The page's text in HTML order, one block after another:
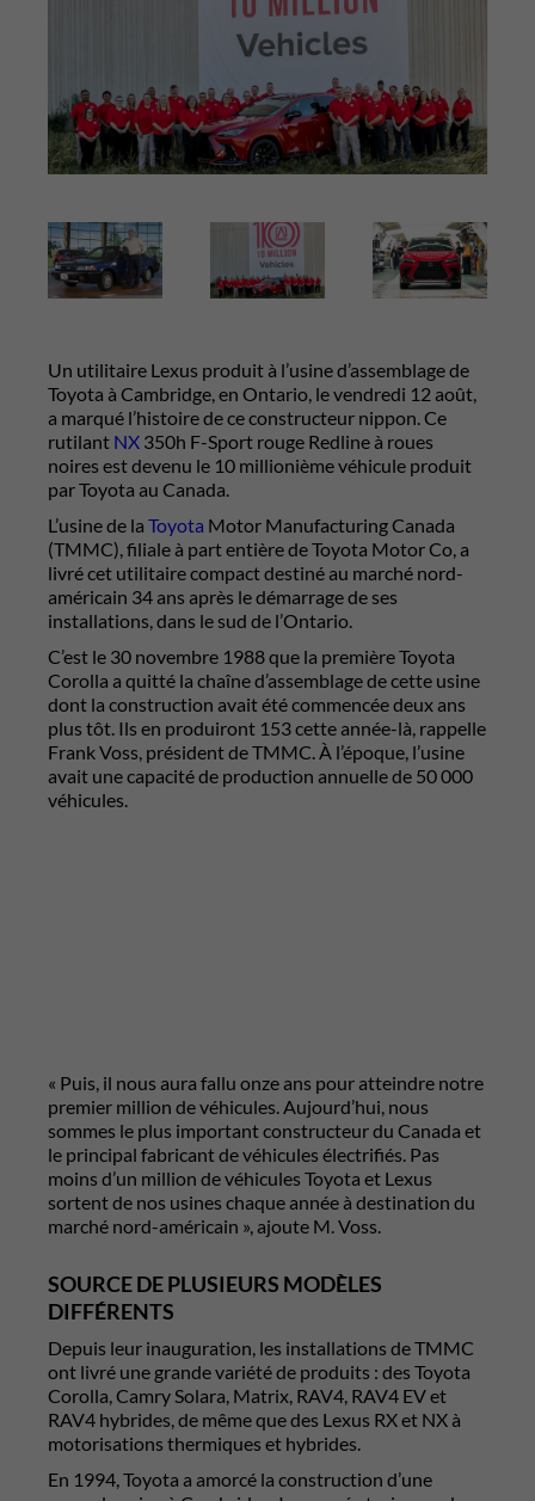
Un utilitaire Lexus produit à l’usine d’assemblage de
Toyota à Cambridge, en Ontario, le vendredi 12 août,
a marqué l’histoire de ce constructeur nippon. Ce
rutilant NX 350h F-Sport rouge Redline à roues
noires est devenu le 10 millionième véhicule produit
par Toyota au Canada.
L’usine de la Toyota Motor Manufacturing Canada
(TMMC), filiale à part entière de Toyota Motor Co, a
livré cet utilitaire compact destiné au marché nord-
américain 34 ans après le démarrage de ses
installations, dans le sud de l’Ontario.
C’est le 30 novembre 1988 que la première Toyota
Corolla a quitté la chaîne d’assemblage de cette usine
dont la construction avait été commencée deux ans
plus tôt. Ils en produiront 153 cette année-là, rappelle
Frank Voss, président de TMMC. À l’époque, l’usine
avait une capacité de production annuelle de 50 000
véhicules.
« Puis, il nous aura fallu onze ans pour atteindre notre
premier million de véhicules. Aujourd’hui, nous
sommes le plus important constructeur du Canada et
le principal fabricant de véhicules électrifiés. Pas
moins d’un million de véhicules Toyota et Lexus
sortent de nos usines chaque année à destination du
marché nord-américain », ajoute M. Voss.
SOURCE DE PLUSIEURS MODÈLES
DIFFÉRENTS
Depuis leur inauguration, les installations de TMMC
ont livré une grande variété de produits : des Toyota
Corolla, Camry Solara, Matrix, RAV4, RAV4 EV et
RAV4 hybrides, de même que des Lexus RX et NX à
motorisations thermiques et hybrides.
En 1994, Toyota a amorcé la construction d’une